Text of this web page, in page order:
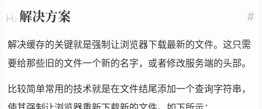
#
解决方案
解决缓存的关键就是强制让浏览器下载最新的文件。这只需
要给那些旧的文件一个新的名字，或者修改服务端的头部。
比较简单常用的技术就是在文件结尾添加一个查询字符串，